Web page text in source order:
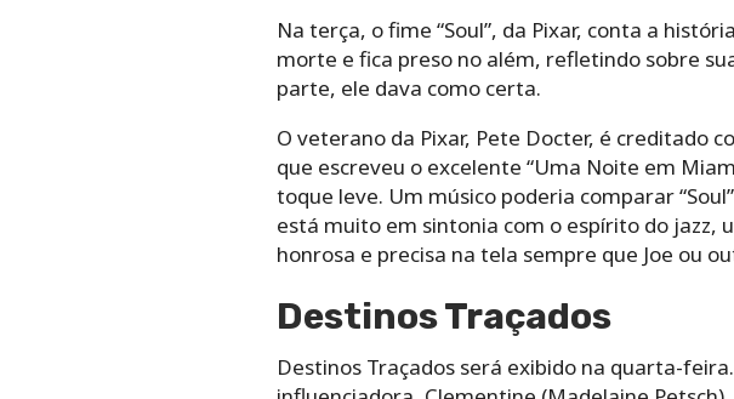
Na terça, o fime “Soul”, da Pixar, conta a
morte e fica preso no além, refletindo sobre
parte, ele dava como certa.
O veterano da Pixar, Pete Docter, é creditado
que escreveu o excelente “Uma Noite em
toque leve. Um músico poderia comparar
está muito em sintonia com o espírito do
honrosa e precisa na tela sempre que Joe ou
Destinos Traçados
Destinos Traçados será exibido na quarta-